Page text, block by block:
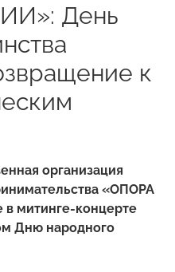
День
к
организация
«ОПОРА
митинге-концерте
Дню народного